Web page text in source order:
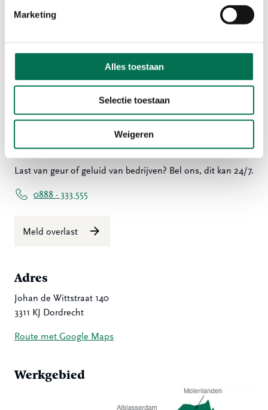
Marketing
Alles toestaan
Selectie toestaan
Weigeren
Volg ons
Overlast melden?
Last van geur of geluid van bedrijven? Bel ons, dit kan 24/7.
0888 - 333 555
Meld overlast
Adres
Johan de Wittstraat 140
3311 KJ Dordrecht
Route met Google Maps
Werkgebied